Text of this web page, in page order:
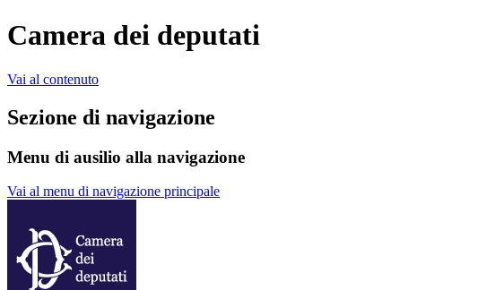
Camera dei deputati
Vai al contenuto
Sezione di navigazione
Menu di ausilio alla navigazione
Vai al menu di navigazione principale